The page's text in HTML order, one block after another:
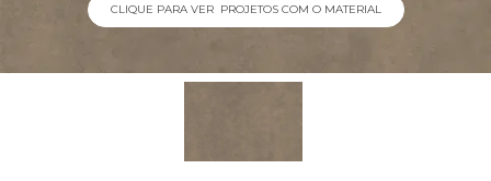
CLIQUE PARA VER PROJETOS COM O MATERIAL